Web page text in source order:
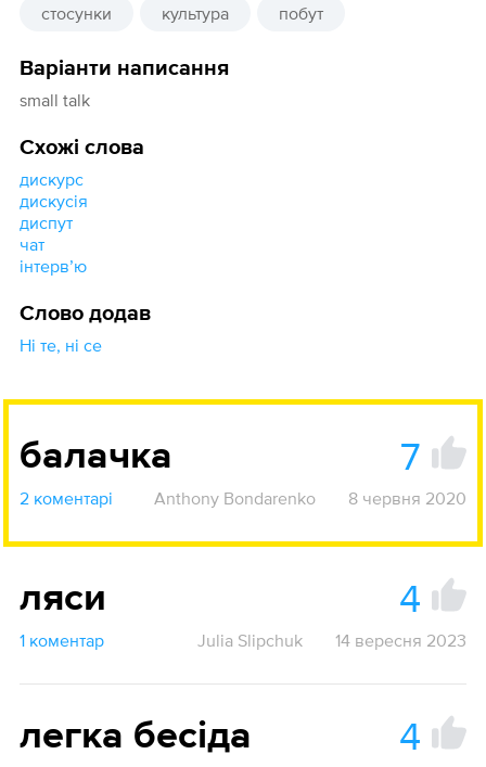
стосунки культура побут
Варіанти написання
small talk
Схожі слова
дискурс
дискусія
диспут
чат
інтервʼю
Слово додав
Ні те, ні се
балачка 7
2 коментарі Anthony Bondarenko 8 червня 2020
ляси 4
1 коментар Julia Slipchuk 14 вересня 2023
легка бесіда 4